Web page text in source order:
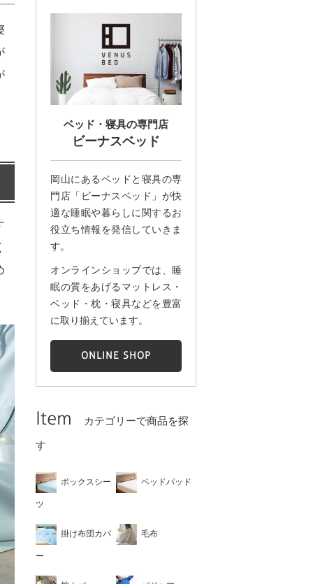
ベッド・寝具の専門店
ビーナスベッド
岡山にあるベッドと寝具の専
門店「ビーナスベッド」が快
適な睡眠や暮らしに関するお
役立ち情報を発信していきま
す。
オンラインショップでは、睡
眠の質をあげるマットレス・
ベッド・枕・寝具などを豊富
に取り揃えています。
ONLINE SHOP
Item
カテゴリーで商品を探
す
ボックスシー
ツ
ベッドパッド
掛け布団カバ
ー
毛布